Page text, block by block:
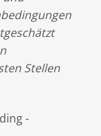
Stellen
-